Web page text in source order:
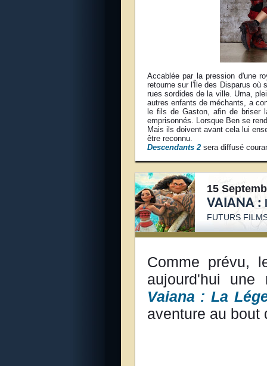
Accablée par la pression d'une
retourne sur l'Île des Disparus où
rues sordides de la ville. Uma,
autres enfants de méchants, a
le fils de Gaston, afin de briser
emprisonnés. Lorsque Ben se
Mais ils doivent avant cela lui
être reconnu.
Descendants 2sera diffusé
15
VAIANA :
FUTURS
Comme prévu,
aujourd'hui une
Vaiana : La
aventure au bout